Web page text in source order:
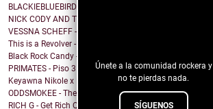
Únete a la comunidad rockera y
no te pierdas nada.
SÍGUENOS
BLACKIEBLUEBIRD - Grace & Gravity
NICK CODY AND THE HEARTACHE - Dreams
VESSNA SCHEFF - BUTTER
This is a Revolver - Piss & Gasoline
Black Rock Candy - Trouble
PRIMATES - Piso 3
Keyawna Nikole x Kellin Quinn - Secrets
ODDSMOKEE - The Good, the Bad and the Oddy
RICH G - Get Rich Quick